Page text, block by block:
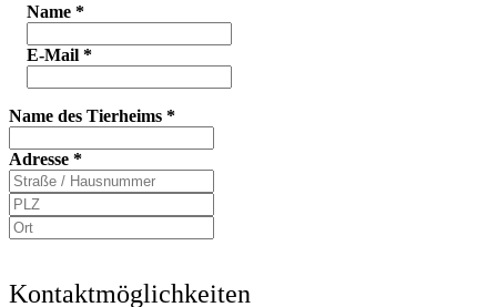
Name *
E-Mail *
Name des Tierheims *
Adresse *
Kontaktmöglichkeiten